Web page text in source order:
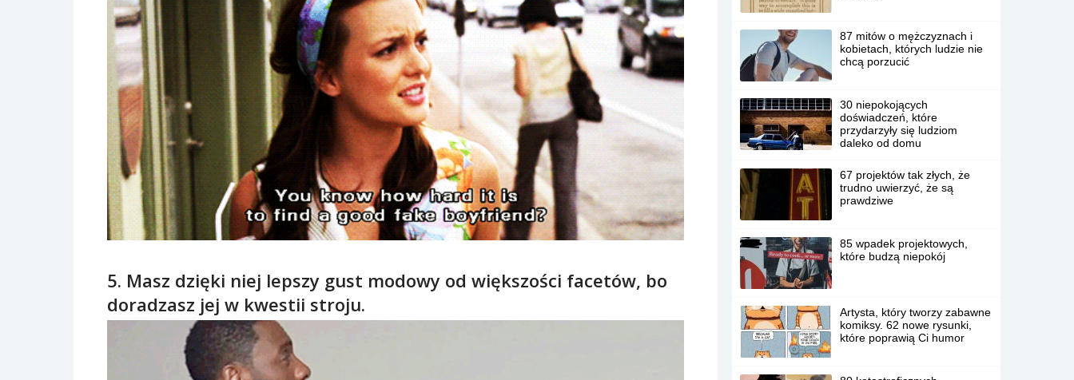
5. Masz dzięki niej lepszy gust modowy od większości facetów, bo
doradzasz jej w kwestii stroju.
87 mitów o mężczyznach i
kobietach, których ludzie nie
chcą porzucić
30 niepokojących
doświadczeń, które
przydarzyły się ludziom
daleko od domu
67 projektów tak złych, że
trudno uwierzyć, że są
prawdziwe
85 wpadek projektowych,
które budzą niepokój
Artysta, który tworzy zabawne
komiksy. 62 nowe rysunki,
które poprawią Ci humor